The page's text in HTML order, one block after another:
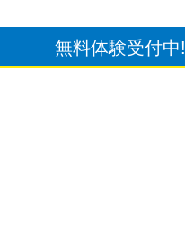
無料体験受付中!